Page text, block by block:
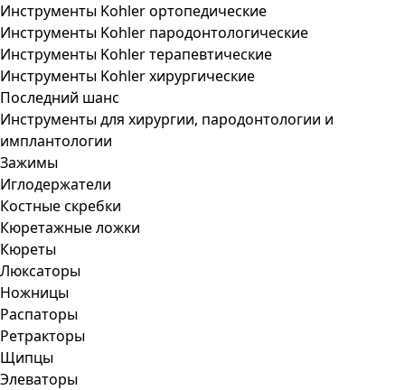
Инструменты Kohler ортопедические
Инструменты Kohler пародонтологические
Инструменты Kohler терапевтические
Инструменты Kohler хирургические
Последний шанс
Инструменты для хирургии, пародонтологии и
имплантологии
Зажимы
Иглодержатели
Костные скребки
Кюретажные ложки
Кюреты
Люксаторы
Ножницы
Распаторы
Ретракторы
Щипцы
Элеваторы